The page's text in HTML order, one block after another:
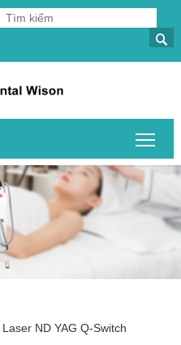

Laser ND YAG Q-Switch